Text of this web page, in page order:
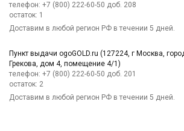
телефон: +7 (800) 222-60-50 доб. 208
остаток: 1
Доставим в любой регион РФ в течении 5 дней.
Пункт выдачи ogoGOLD.ru (127224, г Москва,
Грекова, дом 4, помещение 4/1)
телефон: +7 (800) 222-60-50 доб. 201
остаток: 2
Доставим в любой регион РФ в течении 5 дней.